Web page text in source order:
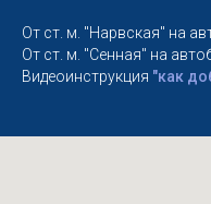
От ст. м. "Нарвская" на
От ст. м. "Сенная" на
Видеоинструкция "как